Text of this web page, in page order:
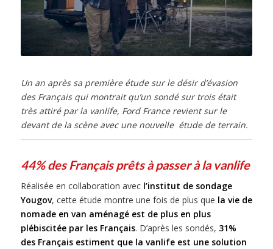
Un an après sa première étude sur le désir d’évasion
des Français qui montrait qu’un sondé sur trois était
très attiré par la vanlife, Ford France revient sur le
devant de la scène avec une nouvelle étude de terrain.
44% des Français prêts à passer à la vanlife
Réalisée en collaboration avec l’institut de sondage
Yougov, cette étude montre une fois de plus que la vie de
nomade en van aménagé est de plus en plus
plébiscitée par les Français. D’après les sondés, 31%
des Français estiment que la vanlife est une solution